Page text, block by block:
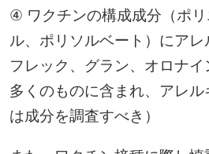
④ ワクチンの構成成分（ポ
ル、ポリソルベート）にア
フレック、グラン、オロナ
多くのものに含まれ、アレル
は成分を調査すべき）